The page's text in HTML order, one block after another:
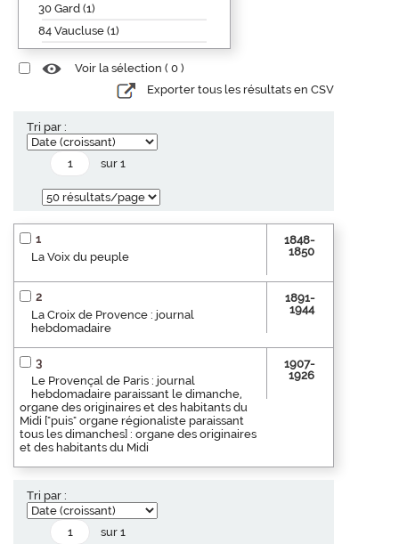
30 Gard (1)
84 Vaucluse (1)
Voir la sélection ( 0 )
Exporter tous les résultats en CSV
Tri par :
sur 1
1
La Voix du peuple
1848-
1850
2
La Croix de Provence : journal
hebdomadaire
1891-
1944
3
Le Provençal de Paris : journal
hebdomadaire paraissant le dimanche,
organe des originaires et des habitants du
Midi ["puis" organe régionaliste paraissant
tous les dimanches] : organe des originaires
et des habitants du Midi
1907-
1926
Tri par :
sur 1